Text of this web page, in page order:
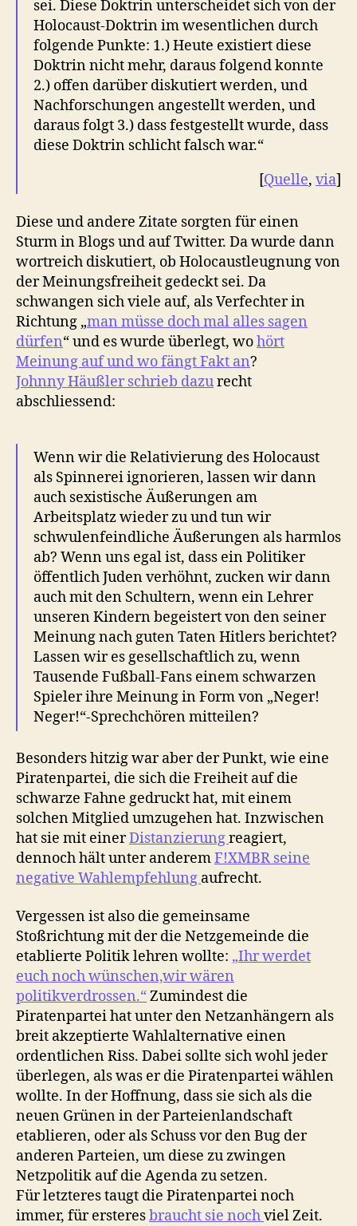
sei. Diese Doktrin unterscheidet sich von der
Holocaust-Doktrin im wesentlichen durch
folgende Punkte: 1.) Heute existiert diese
Doktrin nicht mehr, daraus folgend konnte
2.) offen darüber diskutiert werden, und
Nachforschungen angestellt werden, und
daraus folgt 3.) dass festgestellt wurde, dass
diese Doktrin schlicht falsch war.“
[Quelle, via]
Diese und andere Zitate sorgten für einen
Sturm in Blogs und auf Twitter. Da wurde dann
wortreich diskutiert, ob Holocaustleugnung von
der Meinungsfreiheit gedeckt sei. Da
schwangen sich viele auf, als Verfechter in
Richtung „man müsse doch mal alles sagen
dürfen“ und es wurde überlegt, wohört
Meinung auf und wo fängt Fakt an?
Johnny Häußler schrieb dazurecht
abschliessend:
Wenn wir die Relativierung des Holocaust
als Spinnerei ignorieren, lassen wir dann
auch sexistische Äußerungen am
Arbeitsplatz wieder zu und tun wir
schwulenfeindliche Äußerungen als harmlos
ab? Wenn uns egal ist, dass ein Politiker
öffentlich Juden verhöhnt, zucken wir dann
auch mit den Schultern, wenn ein Lehrer
unseren Kindern begeistert von den seiner
Meinung nach guten Taten Hitlers berichtet?
Lassen wir es gesellschaftlich zu, wenn
Tausende Fußball-Fans einem schwarzen
Spieler ihre Meinung in Form von „Neger!
Neger!“-Sprechchören mitteilen?
Besonders hitzig war aber der Punkt, wie eine
Piratenpartei, die sich die Freiheit auf die
schwarze Fahne gedruckt hat, mit einem
solchen Mitglied umzugehen hat. Inzwischen
hat sie mit einerDistanzierungreagiert,
dennoch hält unter anderemF!XMBR seine
negative Wahlempfehlung aufrecht.
Vergessen ist also die gemeinsame
Stoßrichtung mit der die Netzgemeinde die
etablierte Politik lehren wollte: „Ihr werdet
euch noch wünschen,wir wären
politikverdrossen.“Zumindest die
Piratenpartei hat unter den Netzanhängern als
breit akzeptierte Wahlalternative einen
ordentlichen Riss. Dabei sollte sich wohl jeder
überlegen, als was er die Piratenpartei wählen
wollte. In der Hoffnung, dass sie sich als die
neuen Grünen in der Parteienlandschaft
etablieren, oder als Schuss vor den Bug der
anderen Parteien, um diese zu zwingen
Netzpolitik auf die Agenda zu setzen.
Für letzteres taugt die Piratenpartei noch
immer, für ersteresbraucht sie nochviel Zeit.